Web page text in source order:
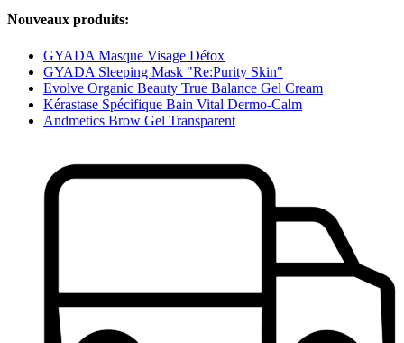
Nouveaux produits:
GYADA Masque Visage Détox
GYADA Sleeping Mask "Re:Purity Skin"
Evolve Organic Beauty True Balance Gel Cream
Kérastase Spécifique Bain Vital Dermo-Calm
Andmetics Brow Gel Transparent